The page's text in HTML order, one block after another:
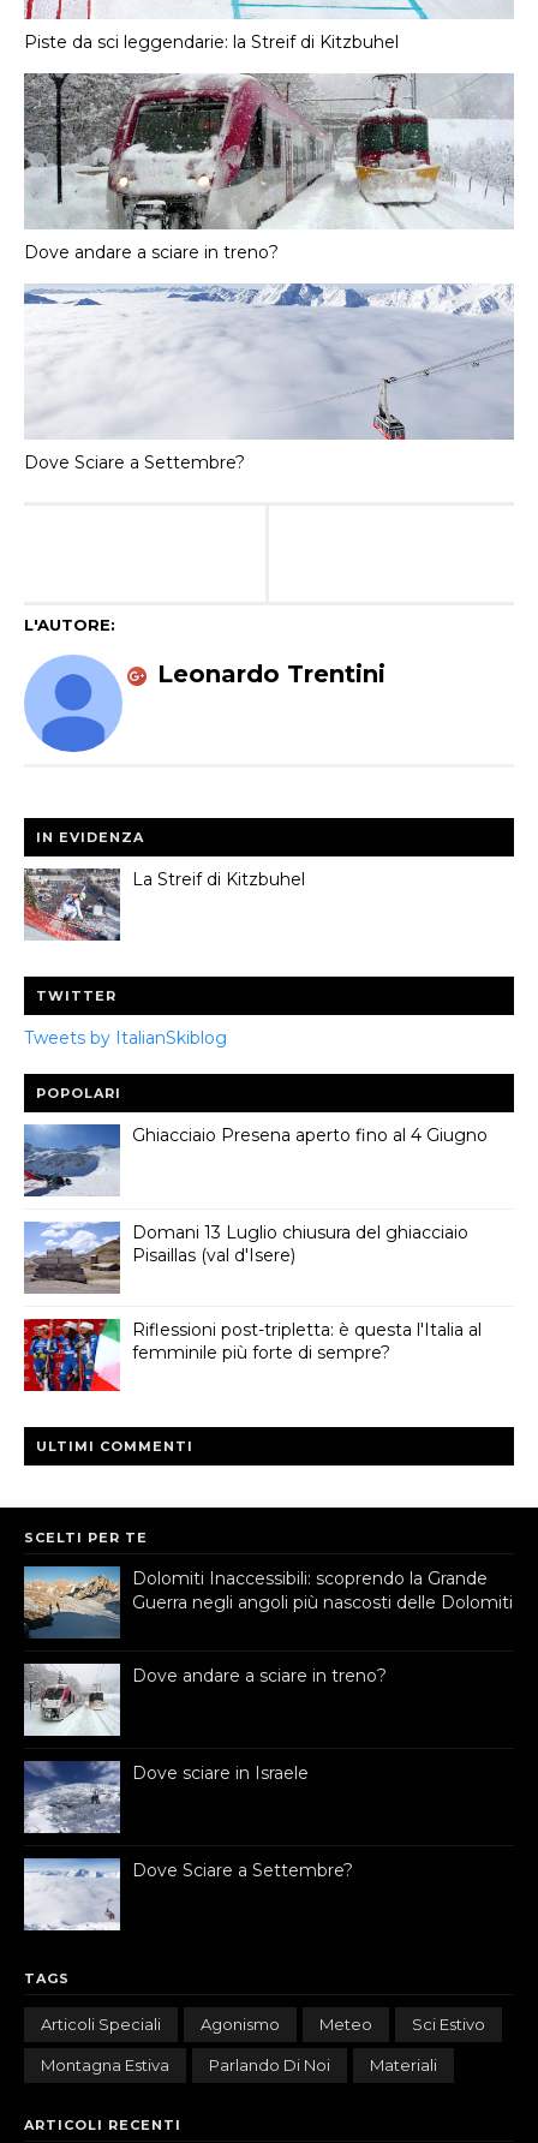
Piste da sci leggendarie: la Streif di Kitzbuhel
Dove andare a sciare in treno?
Dove Sciare a Settembre?
L'AUTORE:
Leonardo Trentini
IN EVIDENZA
La Streif di Kitzbuhel
TWITTER
Tweets by ItalianSkiblog
POPOLARI
Ghiacciaio Presena aperto fino al 4 Giugno
Domani 13 Luglio chiusura del ghiacciaio
Pisaillas (val d'Isere)
Riflessioni post-tripletta: è questa l'Italia al
femminile più forte di sempre?
ULTIMI COMMENTI
SCELTI PER TE
Dolomiti Inaccessibili: scoprendo la Grande
Guerra negli angoli più nascosti delle Dolomiti
Dove andare a sciare in treno?
Dove sciare in Israele
Dove Sciare a Settembre?
TAGS
Articoli Speciali Agonismo Meteo Sci Estivo
Montagna Estiva Parlando Di Noi Materiali
ARTICOLI RECENTI